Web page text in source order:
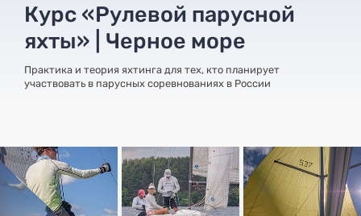
Курс «Рулевой парусной
яхты» | Черное море
Практика и теория яхтинга для тех, кто планирует
участвовать в парусных соревнованиях в России